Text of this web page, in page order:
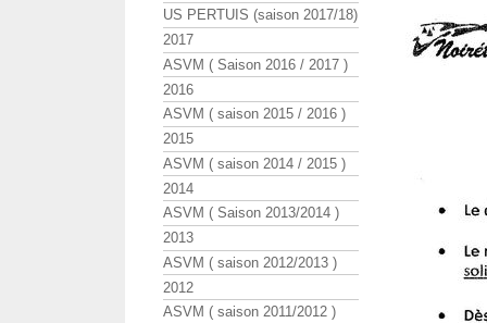
US PERTUIS (saison 2017/18)
2017
ASVM ( Saison 2016 / 2017 )
2016
ASVM ( saison 2015 / 2016 )
2015
ASVM ( saison 2014 / 2015 )
2014
ASVM ( Saison 2013/2014 )
2013
ASVM ( saison 2012/2013 )
2012
ASVM ( saison 2011/2012 )